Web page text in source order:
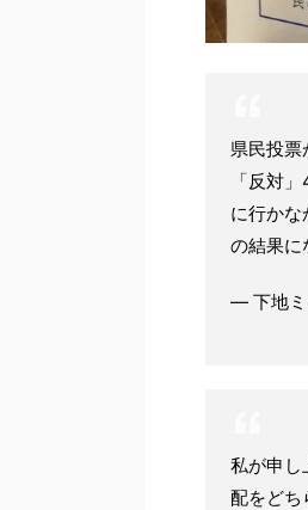
県民投票
「反対
に行か
の結果に
— 下地
私が申し
配をどち